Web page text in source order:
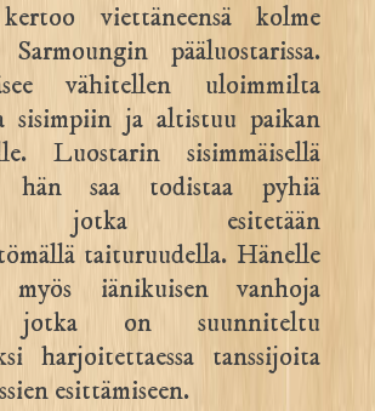
viettäneensä kolme
pääluostarissa.
vähitellen uloimmilta
sisimpiin ja altistuu paikan
Luostarin sisimmäisellä
hän saa todistaa pyhiä
jotka esitetään
taituruudella. Hänelle
myös iänikuisen vanhoja
jotka on suunniteltu
harjoitettaessa tanssijoita
esittämiseen.